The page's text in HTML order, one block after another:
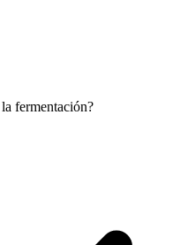
fermentación?